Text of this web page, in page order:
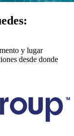
y lugar
desde donde